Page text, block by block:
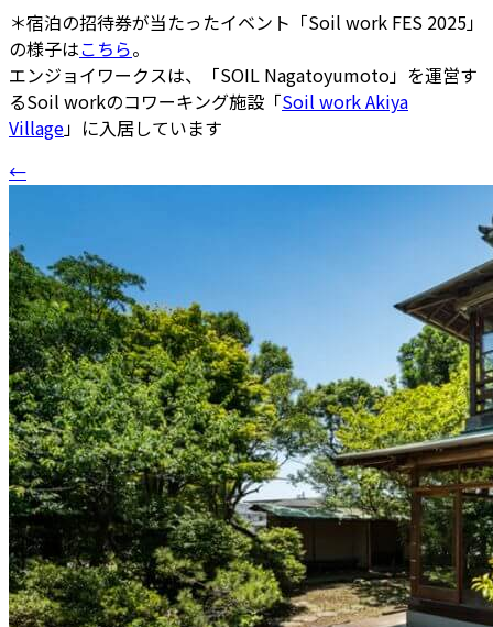
＊宿泊の招待券が当たったイベント「Soil work FES 2025」
の様子はこちら。
エンジョイワークスは、「SOIL Nagatoyumoto」を運営す
るSoil workのコワーキング施設「Soil work Akiya
Village」に入居しています
←